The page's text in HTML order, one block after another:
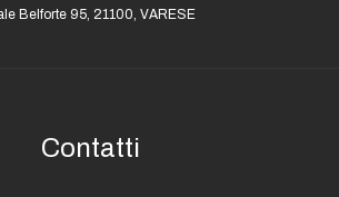
Belforte 95, 21100, VARESE
Contatti